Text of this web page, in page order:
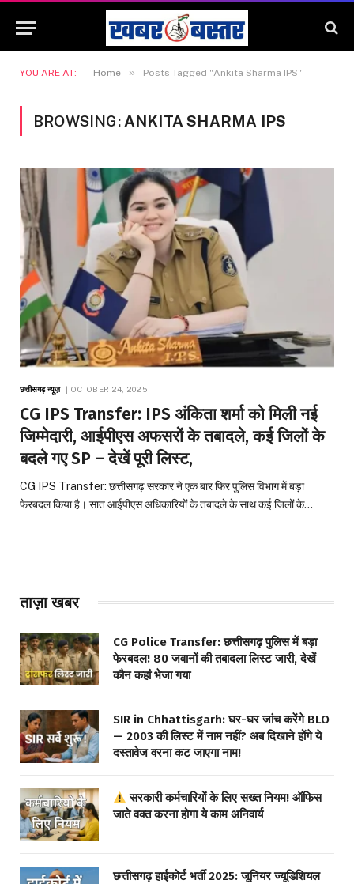
YOU ARE AT: Home » Posts Tagged "Ankita Sharma IPS"
BROWSING: ANKITA SHARMA IPS
छत्तीसगढ़ न्यूज़ OCTOBER 24, 2025
CG IPS Transfer: IPS अंकिता शर्मा को मिली नई
जिम्मेदारी, आईपीएस अफसरों के तबादले, कई जिलों के
बदले गए SP – देखें पूरी लिस्ट,
CG IPS Transfer: छत्तीसगढ़ सरकार ने एक बार फिर पुलिस विभाग में बड़ा
फेरबदल किया है। सात आईपीएस अधिकारियों के तबादले के साथ कई जिलों के…
ताज़ा खबर
CG Police Transfer: छत्तीसगढ़ पुलिस में बड़ा
फेरबदल! 80 जवानों की तबादला लिस्ट जारी, देखें
कौन कहां भेजा गया
SIR in Chhattisgarh: घर-घर जांच करेंगे BLO
— 2003 की लिस्ट में नाम नहीं? अब दिखाने होंगे ये
दस्तावेज वरना कट जाएगा नाम!
सरकारी कर्मचारियों के लिए सख्त नियम! ऑफिस
जाते वक्त करना होगा ये काम अनिवार्य
छत्तीसगढ़ हाईकोर्ट भर्ती 2025: जूनियर ज्यूडिशियल